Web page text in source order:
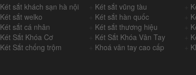
Két sắt khách sạn hà nội Két sắt vũng tàu
Két sắt welko Két sắt hàn quốc
Két sắt cá nhân Két sắt thương hiệu
Két Sắt Khóa Cơ Két Sắt Khóa Vân Tay
Két Sắt chống trộm Khoá vân tay cao cấp